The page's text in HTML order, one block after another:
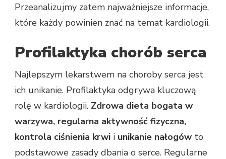
Przeanalizujmy zatem najważniejsze informacje,
które każdy powinien znać na temat kardiologii.
Profilaktyka chorób serca
Najlepszym lekarstwem na choroby serca jest
ich unikanie. Profilaktyka odgrywa kluczową
rolę w kardiologii. Zdrowa dieta bogata w
warzywa, regularna aktywność fizyczna,
kontrola ciśnienia krwi i unikanie nałogów to
podstawowe zasady dbania o serce. Regularne